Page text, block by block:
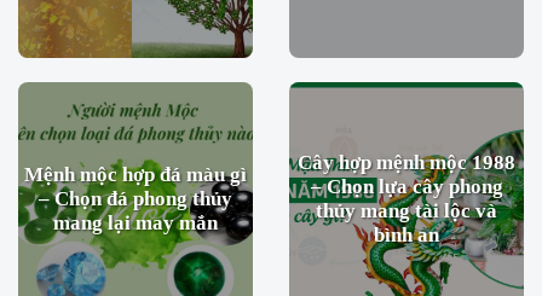
Mệnh mộc hợp đá màu gì
– Chọn đá phong thủy
mang lại may mắn
Cây hợp mệnh mộc 1988
– Chọn lựa cây phong
thủy mang tài lộc và
bình an